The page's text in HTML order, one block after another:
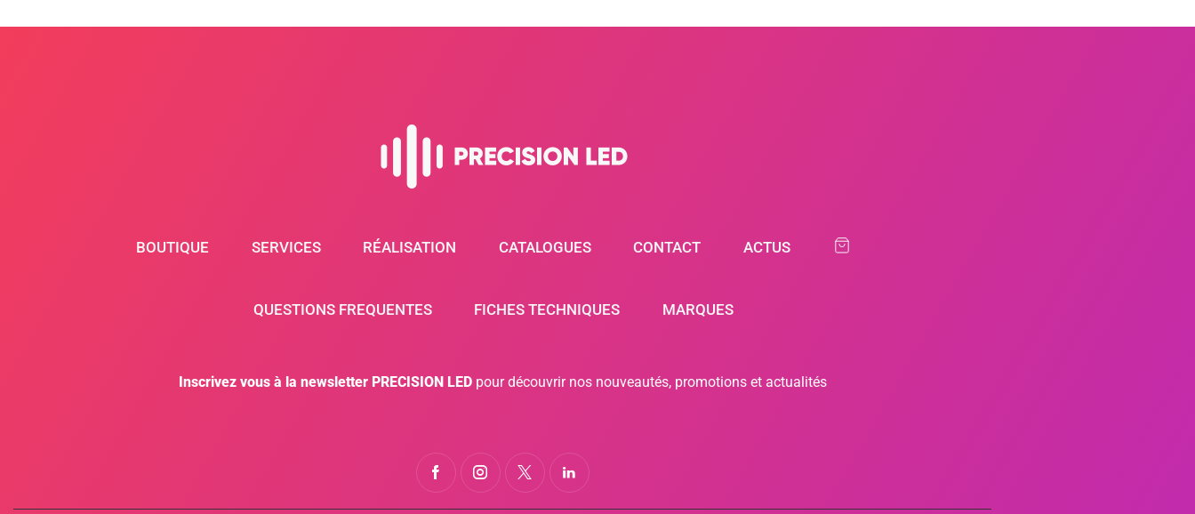
BOUTIQUE SERVICES RÉALISATION CATALOGUES CONTACT ACTUS
QUESTIONS FREQUENTES FICHES TECHNIQUES MARQUES
Inscrivez vous à la newsletter PRECISION LEDpour découvrir nos nouveautés, promotions et actualités